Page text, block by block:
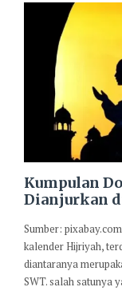
Kumpulan
Dianjurkan
Sumber:
kalender Hijriyah,
diantaranya
SWT. salah satunya